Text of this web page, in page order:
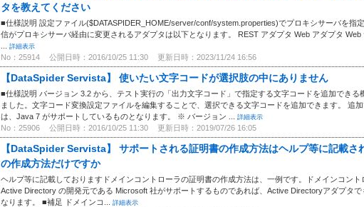
タを教えてください
■仕様説明 設定ファイル($DATASPIDER_HOME/server/conf/system.properties)でプロキシサーバを指
信がプロキシサーバ経由に変更されるアダプタは以下となります。 REST アダプタ Web アダプタ Web
詳細表示
No：25914 公開日時：2016/10/25 11:30 更新日時：2023/11/24 16:56
【DataSpider Servista】 使いたい文字コードが選択肢の中にありません
■仕様説明 バージョン 3.2 から、テスト実行の「出力文字コード」で指定する文字コードを追加できる
ました。文字コード変換設定ファイルを編集することで、選択できる文字コードを追加できます。 追
は、Java 7 がサポートしているものとなります。 ※ バージョン ...
詳細表示
No：25906 公開日時：2016/10/25 11:30 更新日時：2019/07/26 16:05
【DataSpider Servista】 サポートされる証明書の作成方法はヘルプ等に記載さ
の作成方法だけですか
ヘルプ等に記載しておりますドメインコントローラの証明書の作成方法は、一例です。ドメインコント
Active Directory の開発元である Microsoft 社がサポートするものであれば、Active Directoryアダプタで
なります。 ■補足 ドメインコ...
詳細表示